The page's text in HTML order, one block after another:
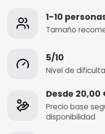
1-10
Tamaño
5/10
Nivel de
Desde
Precio base
disponibilidad